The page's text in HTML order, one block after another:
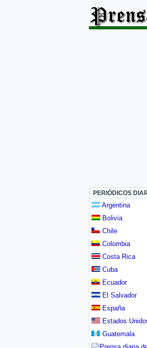
PERIÓDICOS
Argentina
Bolivia
Chile
Colombia
Costa Rica
Cuba
Ecuador
El Salvador
España
Estados
Guatemala